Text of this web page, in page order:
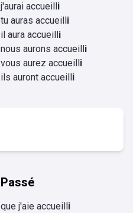
j'aurai accueilli
tu auras accueilli
il aura accueilli
nous aurons accueilli
vous aurez accueilli
ils auront accueilli
Passé
que j'aie accueilli